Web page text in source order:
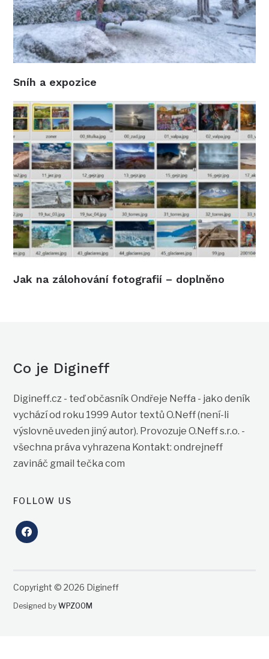
Sníh a expozice
Jak na zálohování fotografií – doplněno
Co je Digineff
Digineff.cz - teď občasník Ondřeje Neffa - jako deník
vychází od roku 1999 Autor textů O.Neff (není-li
výslovně uveden jiný autor). Provozuje O.Neff s.r.o. -
všechna práva vyhrazena Kontakt: ondrejneff
zavináč gmail tečka com
FOLLOW US
facebook
Copyright © 2026 Digineff
Designed byWPZOOM